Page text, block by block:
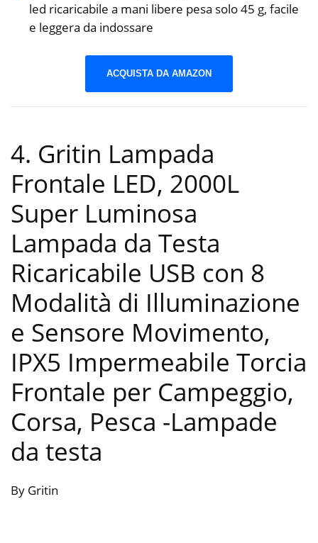
led ricaricabile a mani libere pesa solo 45 g, facile
e leggera da indossare
ACQUISTA DA AMAZON
4. Gritin Lampada
Frontale LED, 2000L
Super Luminosa
Lampada da Testa
Ricaricabile USB con 8
Modalità di Illuminazione
e Sensore Movimento,
IPX5 Impermeabile Torcia
Frontale per Campeggio,
Corsa, Pesca -Lampade
da testa
By Gritin